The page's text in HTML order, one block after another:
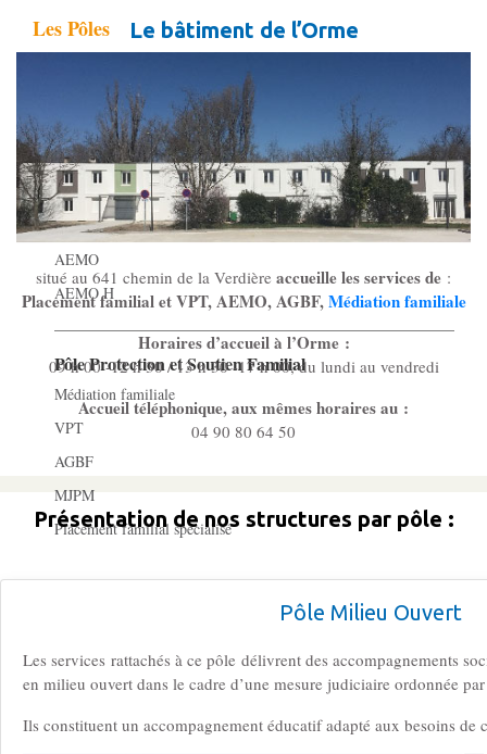
Les Pôles
Pôle Socio-­Éducatif
Service de Prévention spécialisée territorialisée
Pôle Milieu Ouvert
SIE
AEMO
AEMO H
Pôle Protection et Soutien Familial
Médiation familiale
VPT
AGBF
MJPM
Placement familial spécialisé
La Verdière
Les Sources
Le bâtiment de l’Orme
situé au 641 chemin de la Verdière accueille les services de :
Placement familial et VPT, AEMO, AGBF,Médiation familiale
Horaires d’accueil à l’Orme :
09 h 00 -12 h 30 / 13 h 30 -17 h 00, du lundi au vendredi
Accueil téléphonique, aux mêmes horaires au :
04 90 80 64 50
Présentation de nos structures par pôle :
Pôle Milieu Ouvert
Les services rattachés à ce pôle délivrent des accompagnements
en milieu ouvert dans le cadre d’une mesure judiciaire ordonnée
Ils constituent un accompagnement éducatif adapté aux besoins de